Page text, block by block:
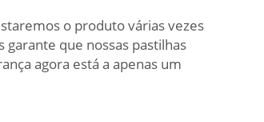
o produto várias vezes
que nossas pastilhas
agora está a apenas um